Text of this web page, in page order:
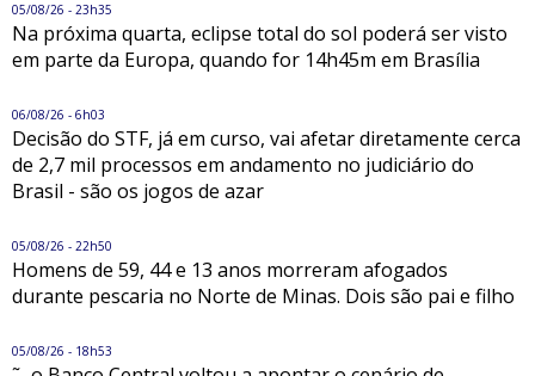
05/08/26 - 23h35
Na próxima quarta, eclipse total do sol poderá ser visto
em parte da Europa, quando for 14h45m em Brasília
06/08/26 - 6h03
Decisão do STF, já em curso, vai afetar diretamente cerca
de 2,7 mil processos em andamento no judiciário do
Brasil - são os jogos de azar
05/08/26 - 22h50
Homens de 59, 44 e 13 anos morreram afogados
durante pescaria no Norte de Minas. Dois são pai e filho
05/08/26 - 18h53